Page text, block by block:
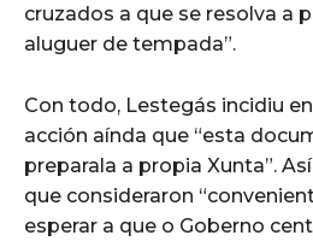
cruzados a que se resolva a
aluguer de tempada”.
Con todo, Lestegás incidiu
acción aínda que “esta
preparala a propia Xunta”.
que consideraron
esperar a que o Goberno